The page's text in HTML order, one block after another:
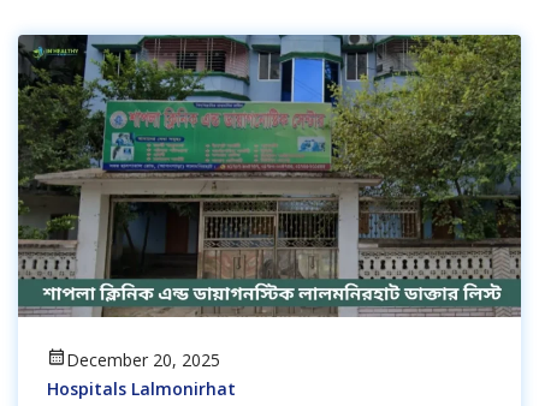
December 20, 2025
Hospitals Lalmonirhat